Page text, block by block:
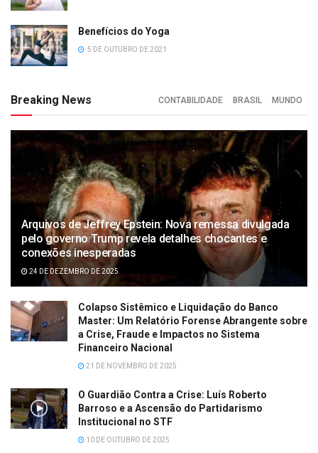
Benefícios do Yoga
5 DE OUTUBRO DE 2021
Breaking News CONTABILIDADE BRASIL MUNDO
Arquivos de Jeffrey Epstein: Nova remessa divulgada
pelo governo Trump revela detalhes chocantes e
conexões inesperadas
24 DE DEZEMBRO DE 2025
Colapso Sistêmico e Liquidação do Banco
Master: Um Relatório Forense Abrangente sobre
a Crise, Fraude e Impactos no Sistema
Financeiro Nacional
21 DE NOVEMBRO DE 2025
O Guardião Contra a Crise: Luís Roberto
Barroso e a Ascensão do Partidarismo
Institucional no STF
10 DE OUTUBRO DE 2025